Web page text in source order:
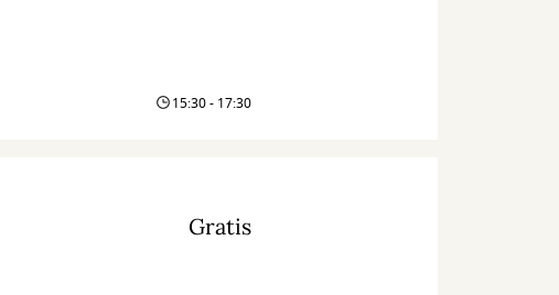
15:30 - 17:30
Gratis